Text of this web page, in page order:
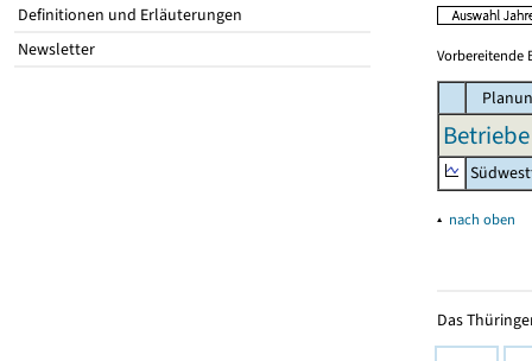
Definitionen und Erläuterungen
Newsletter
Vorbereitende
▴ nach oben
Das